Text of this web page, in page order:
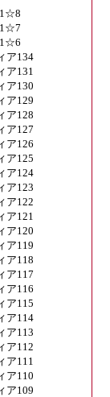
ア134
ア131
ア130
ア129
ア128
ア127
ア126
ア125
ア124
ア123
ア122
ア121
ア120
ア119
ア118
ア117
ア116
ア115
ア114
ア113
ア112
ア111
ア110
ア109